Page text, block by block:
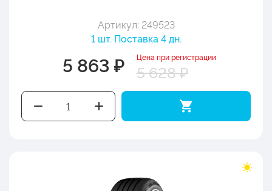
Артикул: 249523
1 шт. Поставка 4 дн.
5 863 ₽ Цена при регистрации
5 628 ₽